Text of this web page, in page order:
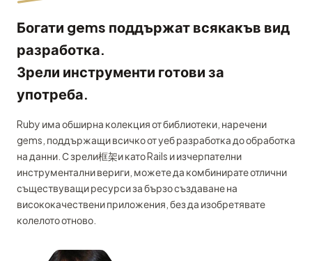
Богати gems поддържат всякакъв вид
разработка.
Зрели инструменти готови за
употреба.
Ruby има обширна колекция от библиотеки, наречени
gems, поддържащи всичко от уеб разработка до обработка
на данни. С зрели框架и като Rails и изчерпателни
инструментални вериги, можете да комбинирате отлични
съществуващи ресурси за бързо създаване на
висококачествени приложения, без да изобретявате
колелото отново.